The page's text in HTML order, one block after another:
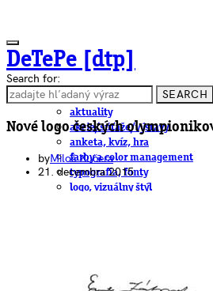
DeTePe [dtp]
ČLÁNKY
aktuality
akcie/súťaže/výstavy
anketa, kvíz, hra
farby a color management
typografia, fonty
logo, vizuálny štýl
knihy
Search for:
SEARCH
Nové logo českých
byMiloš Kučera
21. decembra 2015